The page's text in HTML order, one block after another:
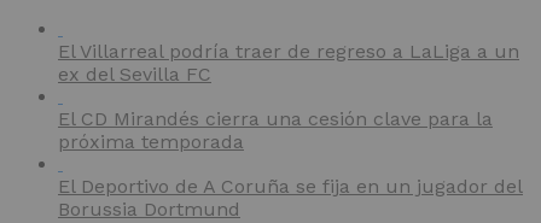
El Villarreal podría traer de regreso a LaLiga a un
ex del Sevilla FC
El CD Mirandés cierra una cesión clave para la
próxima temporada
El Deportivo de A Coruña se fija en un jugador del
Borussia Dortmund